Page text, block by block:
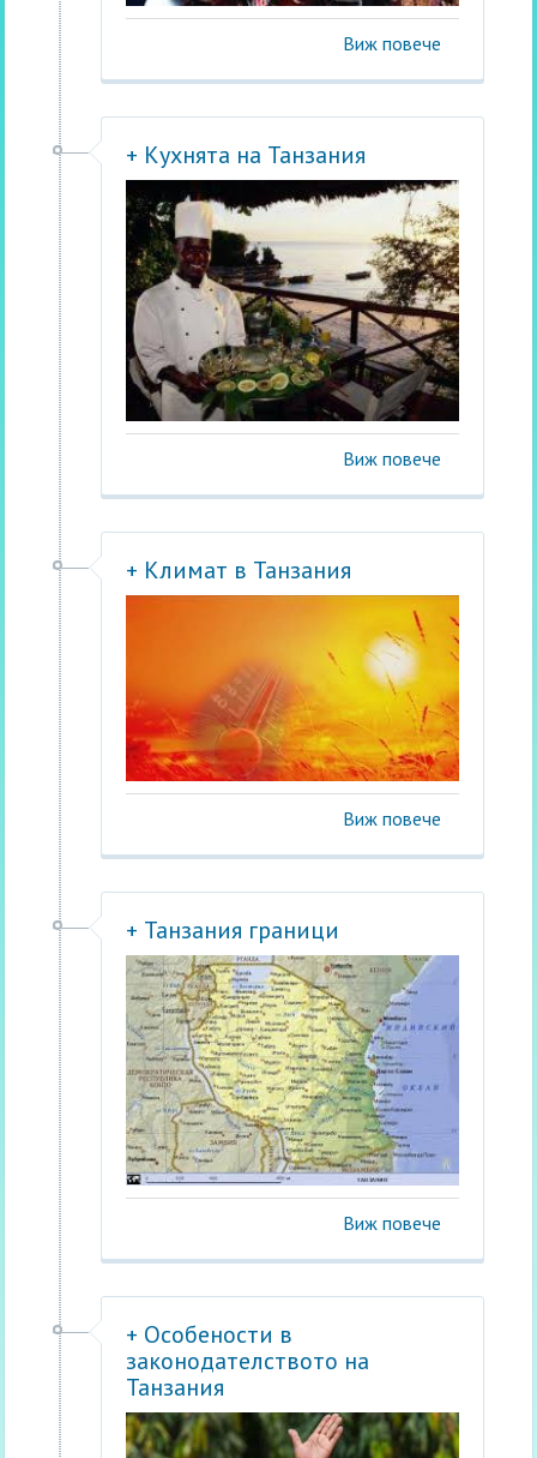
Виж повече
+ Кухнята на Танзания
Виж повече
+ Климат в Танзания
Виж повече
+ Танзания граници
Виж повече
+ Особености в
законодателството на
Танзания